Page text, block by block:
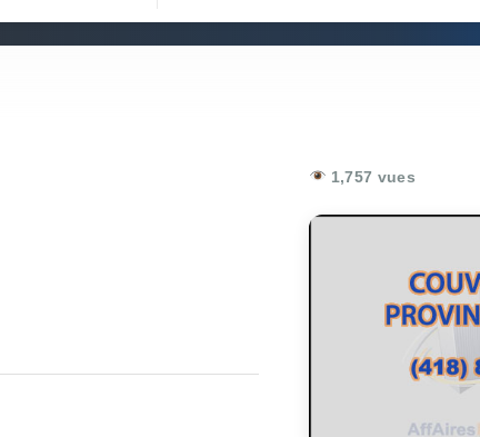
1,757 vues